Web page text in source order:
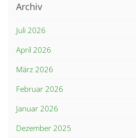
Archiv
Juli 2026
April 2026
März 2026
Februar 2026
Januar 2026
Dezember 2025